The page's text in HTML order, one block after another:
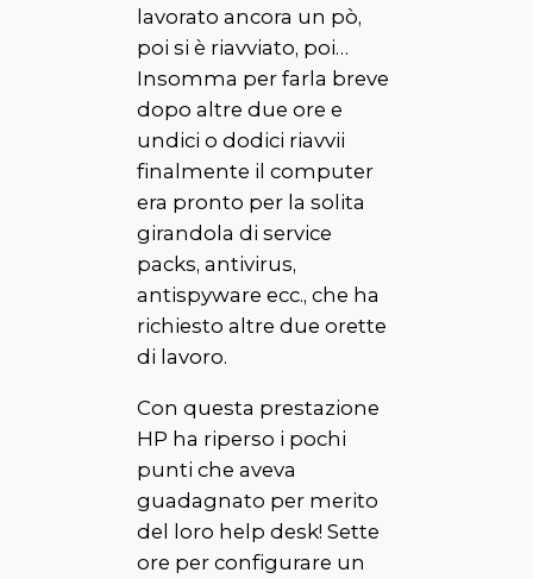
lavorato ancora un pò,
poi si è riavviato, poi…
Insomma per farla breve
dopo altre due ore e
undici o dodici riavvii
finalmente il computer
era pronto per la solita
girandola di service
packs, antivirus,
antispyware ecc., che ha
richiesto altre due orette
di lavoro.
Con questa prestazione
HP ha riperso i pochi
punti che aveva
guadagnato per merito
del loro help desk! Sette
ore per configurare un